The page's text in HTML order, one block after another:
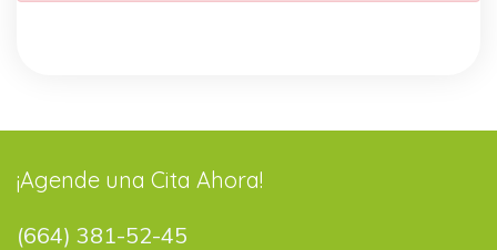
¡Agende una Cita Ahora!
(664) 381-52-45